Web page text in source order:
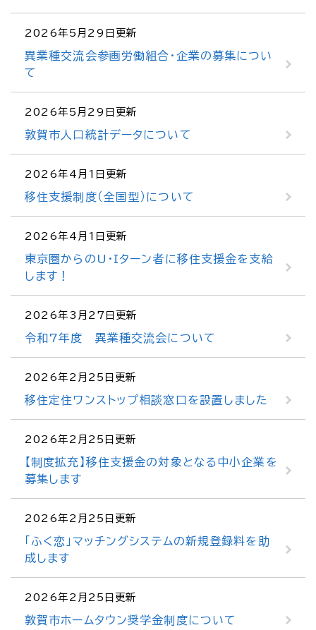
2026年5月29日更新
異業種交流会参画労働組合・企業の募集につい
て
2026年5月29日更新
敦賀市人口統計データについて
2026年4月1日更新
移住支援制度（全国型）について
2026年4月1日更新
東京圏からのU・Iターン者に移住支援金を支給
します！
2026年3月27日更新
令和7年度 異業種交流会について
2026年2月25日更新
移住定住ワンストップ相談窓口を設置しました
2026年2月25日更新
【制度拡充】移住支援金の対象となる中小企業を
募集します
2026年2月25日更新
「ふく恋」マッチングシステムの新規登録料を助
成します
2026年2月25日更新
敦賀市ホームタウン奨学金制度について